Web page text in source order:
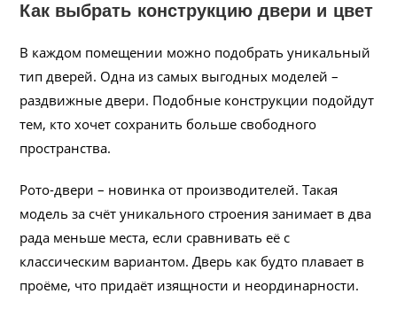
Как выбрать конструкцию двери и цвет
В каждом помещении можно подобрать уникальный
тип дверей. Одна из самых выгодных моделей –
раздвижные двери. Подобные конструкции подойдут
тем, кто хочет сохранить больше свободного
пространства.
Рото-двери – новинка от производителей. Такая
модель за счёт уникального строения занимает в два
рада меньше места, если сравнивать её с
классическим вариантом. Дверь как будто плавает в
проёме, что придаёт изящности и неординарности.